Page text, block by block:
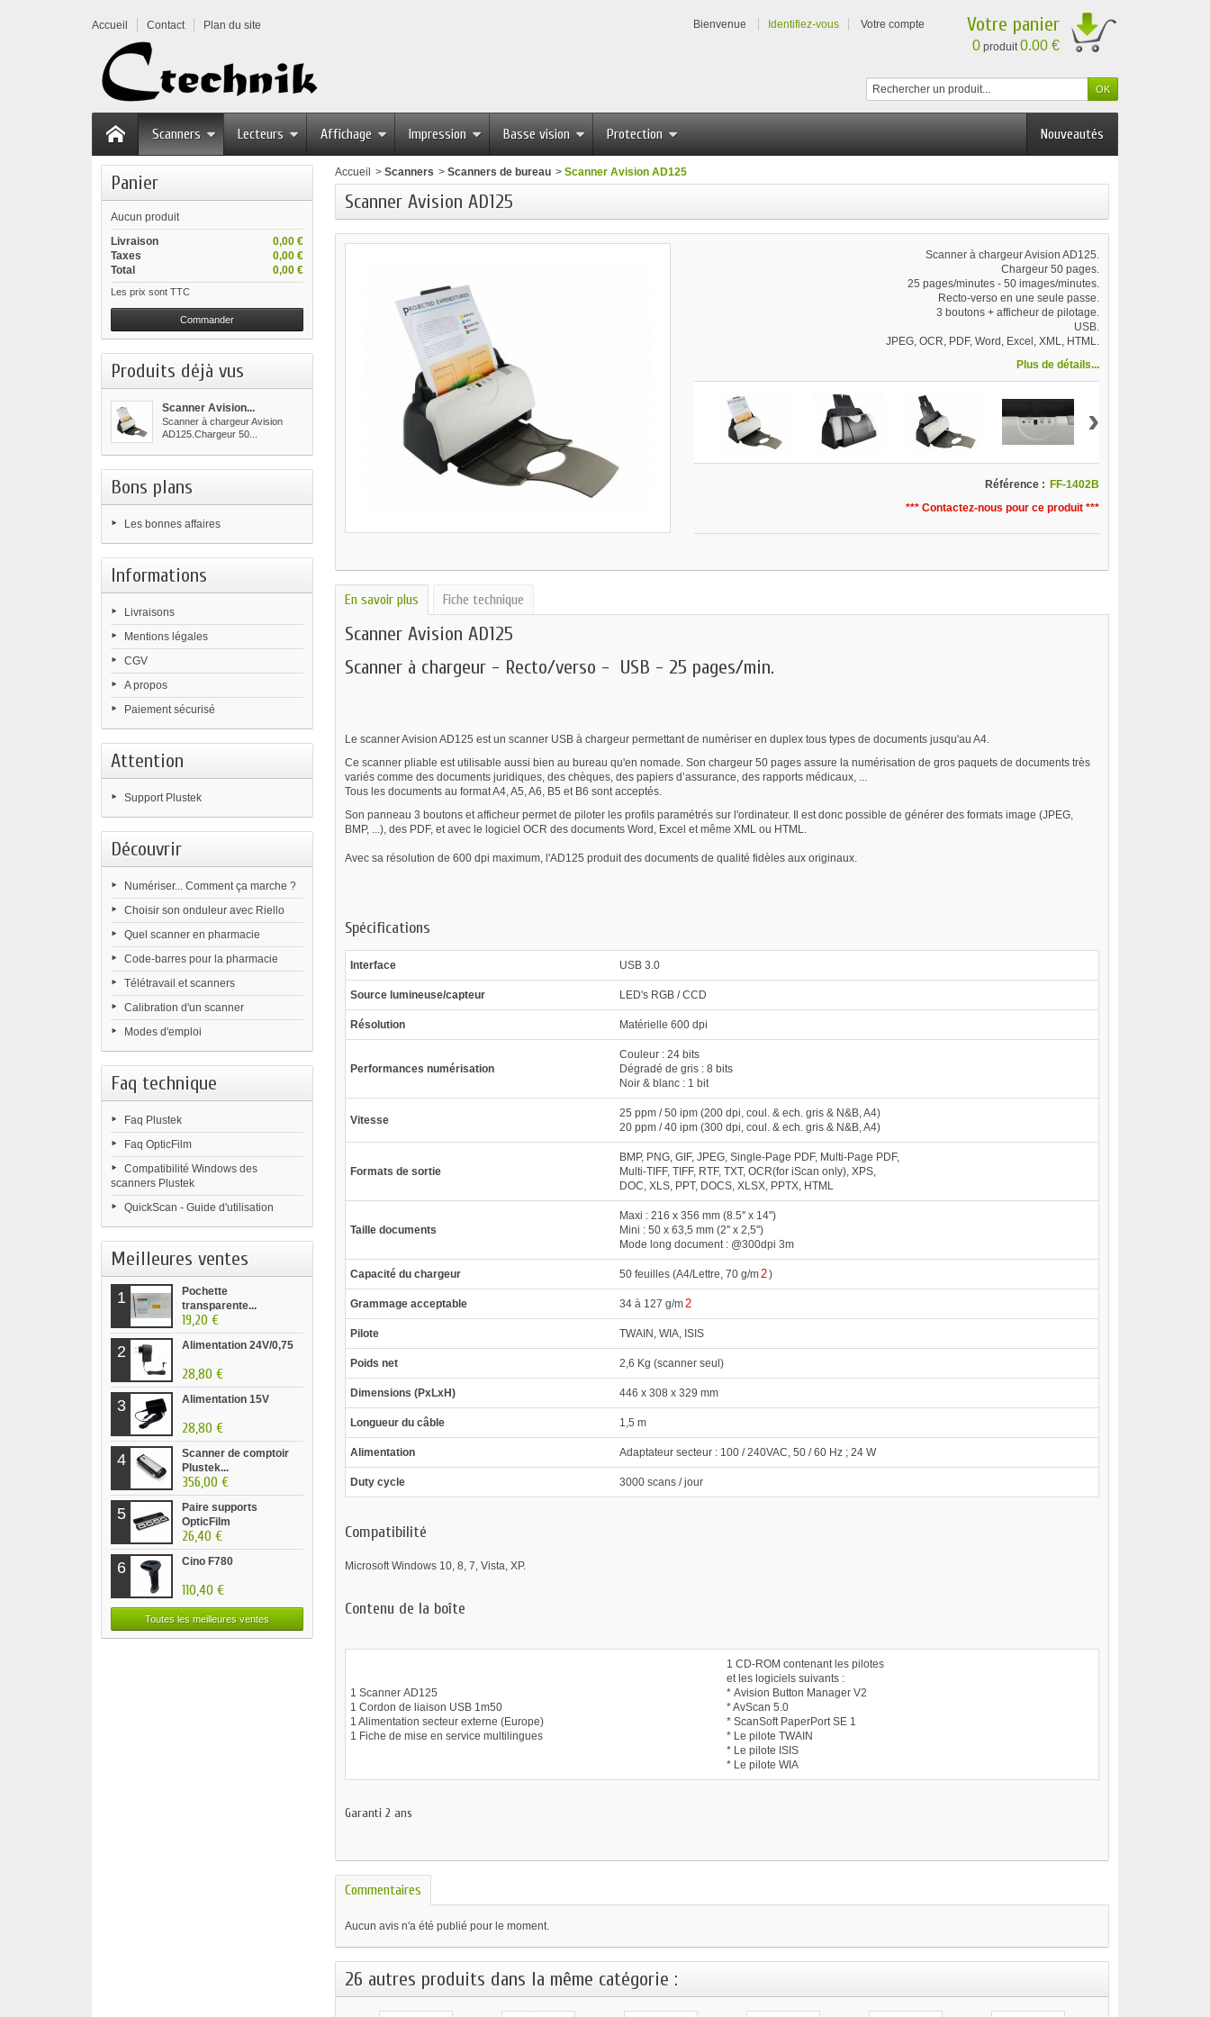
Accueil Contact Plan du site Bienvenue Identifiez-vous Votre compte Votre panier
0 produit0.00 €
Nouveautés
Scanners Lecteurs Affichage Impression Basse vision Protection
Panier
Aucun produit
0,00 €
Livraison
0,00 €
Taxes
0,00 €
Total
Les prix sont TTC
Commander
Produits déjà vus
Scanner Avision...
Scanner à chargeur Avision
AD125.Chargeur 50...
Bons plans
Les bonnes affaires
Informations
Livraisons
Mentions légales
CGV
A propos
Paiement sécurisé
Attention
Support Plustek
Découvrir
Numériser... Comment ça marche ?
Choisir son onduleur avec Riello
Quel scanner en pharmacie
Code-barres pour la pharmacie
Télétravail et scanners
Calibration d'un scanner
Modes d'emploi
Faq technique
Faq Plustek
Faq OpticFilm
Compatibilité Windows des
scanners Plustek
QuickScan - Guide d'utilisation
Meilleures ventes
1
Pochette
transparente...
19,20 €
2 Alimentation 24V/0,75
28,80 €
3 Alimentation 15V
28,80 €
4
Scanner de comptoir
Plustek...
356,00 €
5
Paire supports
OpticFilm
26,40 €
6 Cino F780
110,40 €
Toutes les meilleures ventes
Accueil > Scanners > Scanners de bureau > Scanner Avision AD125
Scanner Avision AD125
Scanner à chargeur Avision AD125.
Chargeur 50 pages.
25 pages/minutes - 50 images/minutes.
Recto-verso en une seule passe.
3 boutons + afficheur de pilotage.
USB.
JPEG, OCR, PDF, Word, Excel, XML, HTML.
Plus de détails...
›
Référence : FF-1402B
*** Contactez-nous pour ce produit ***
En savoir plus Fiche technique
Scanner Avision AD125
Scanner à chargeur - Recto/verso - USB - 25 pages/min.
Le scanner Avision AD125 est un scanner USB à chargeur permettant de numériser en duplex tous types de documents jusqu'au A4.
Ce scanner pliable est utilisable aussi bien au bureau qu'en nomade. Son chargeur 50 pages assure la numérisation de gros paquets de documents très
variés comme des documents juridiques, des chèques, des papiers d’assurance, des rapports médicaux, ...
Tous les documents au format A4, A5, A6, B5 et B6 sont acceptés.
Son panneau 3 boutons et afficheur permet de piloter les profils paramétrés sur l'ordinateur. Il est donc possible de générer des formats image (JPEG,
BMP, ...), des PDF, et avec le logiciel OCR des documents Word, Excel et même XML ou HTML.
Avec sa résolution de 600 dpi maximum, l'AD125 produit des documents de qualité fidèles aux originaux.
Spécifications
Interface USB 3.0
Source lumineuse/capteur LED's RGB / CCD
Résolution Matérielle 600 dpi
Performances numérisation
Couleur : 24 bits
Dégradé de gris : 8 bits
Noir & blanc : 1 bit
Vitesse
25 ppm / 50 ipm (200 dpi, coul. & ech. gris & N&B, A4)
20 ppm / 40 ipm (300 dpi, coul. & ech. gris & N&B, A4)
Formats de sortie
BMP, PNG, GIF, JPEG, Single-Page PDF, Multi-Page PDF,
Multi-TIFF, TIFF, RTF, TXT, OCR(for iScan only), XPS,
DOC, XLS, PPT, DOCS, XLSX, PPTX, HTML
Taille documents
Maxi : 216 x 356 mm (8.5'' x 14'')
Mini : 50 x 63,5 mm (2'' x 2,5'')
Mode long document : @300dpi 3m
Capacité du chargeur 50 feuilles (A4/Lettre, 70 g/m2)
Grammage acceptable 34 à 127 g/m2
Pilote TWAIN, WIA, ISIS
Poids net 2,6 Kg (scanner seul)
Dimensions (PxLxH) 446 x 308 x 329 mm
Longueur du câble 1,5 m
Alimentation Adaptateur secteur : 100 / 240VAC, 50 / 60 Hz ; 24 W
Duty cycle 3000 scans / jour
Compatibilité
Microsoft Windows 10, 8, 7, Vista, XP.
Contenu de la boîte
1 Scanner AD125
1 Cordon de liaison USB 1m50
1 Alimentation secteur externe (Europe)
1 Fiche de mise en service multilingues
1 CD-ROM contenant les pilotes
et les logiciels suivants :
* Avision Button Manager V2
* AvScan 5.0
* ScanSoft PaperPort SE 1
* Le pilote TWAIN
* Le pilote ISIS
* Le pilote WIA
Garanti 2 ans
Commentaires
Aucun avis n'a été publié pour le moment.
26 autres produits dans la même catégorie :